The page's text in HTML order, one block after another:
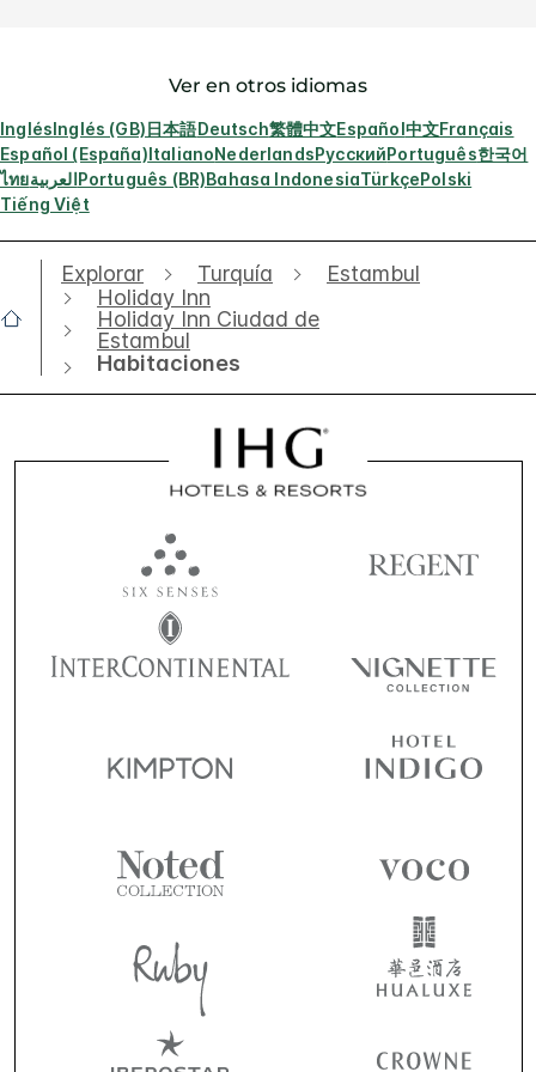
Ver en otros idiomas
InglésInglés (GB)日本語Deutsch繁體中文Español中文Français
Español (España)ItalianoNederlandsРусскийPortuguês한국어
ไทยالعربيةPortuguês (BR)Bahasa IndonesiaTürkçePolski
Tiếng Việt
Explorar Turquía
Estambul
Holiday Inn
Holiday Inn Ciudad de
Estambul
Habitaciones